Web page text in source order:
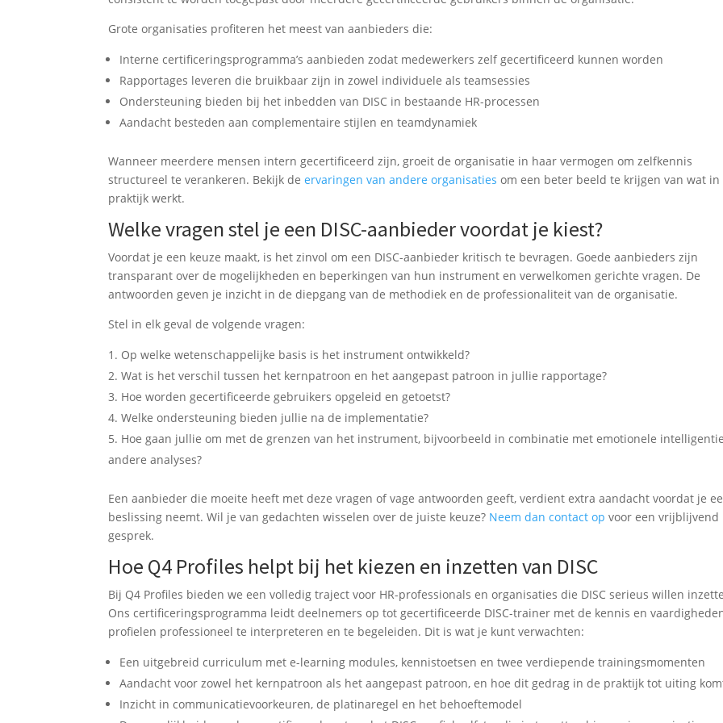
Grote organisaties profiteren het meest van aanbieders die:
Interne certificeringsprogramma’s aanbieden zodat medewerkers zelf gecertificeerd kunnen worden
Rapportages leveren die bruikbaar zijn in zowel individuele als teamsessies
Ondersteuning bieden bij het inbedden van DISC in bestaande HR-processen
Aandacht besteden aan complementaire stijlen en teamdynamiek
Wanneer meerdere mensen intern gecertificeerd zijn, groeit de organisatie in haar vermogen om zelfkennis
structureel te verankeren. Bekijk deervaringen van andere organisaties om een beter beeld te krijgen van wat in
praktijk werkt.
Welke vragen stel je een DISC-aanbieder voordat je kiest?
Voordat je een keuze maakt, is het zinvol om een DISC-aanbieder kritisch te bevragen. Goede aanbieders zijn
transparant over de mogelijkheden en beperkingen van hun instrument en verwelkomen gerichte vragen. De
antwoorden geven je inzicht in de diepgang van de methodiek en de professionaliteit van de organisatie.
Stel in elk geval de volgende vragen:
Op welke wetenschappelijke basis is het instrument ontwikkeld?
Wat is het verschil tussen het kernpatroon en het aangepast patroon in jullie rapportage?
Hoe worden gecertificeerde gebruikers opgeleid en getoetst?
Welke ondersteuning bieden jullie na de implementatie?
Hoe gaan jullie om met de grenzen van het instrument, bijvoorbeeld in combinatie met emotionele
andere analyses?
Een aanbieder die moeite heeft met deze vragen of vage antwoorden geeft, verdient extra aandacht voordat je
beslissing neemt. Wil je van gedachten wisselen over de juiste keuze? Neem dan contact op voor een vrijblijvend
gesprek.
Hoe Q4 Profiles helpt bij het kiezen en inzetten van DISC
Bij Q4 Profiles bieden we een volledig traject voor HR-professionals en organisaties die DISC serieus willen
Ons certificeringsprogramma leidt deelnemers op tot gecertificeerde DISC-trainer met de kennis en
profielen professioneel te interpreteren en te begeleiden. Dit is wat je kunt verwachten:
Een uitgebreid curriculum met e-learning modules, kennistoetsen en twee verdiepende trainingsmomenten
Aandacht voor zowel het kernpatroon als het aangepast patroon, en hoe dit gedrag in de praktijk tot uiting
Inzicht in communicatievoorkeuren, de platinaregel en het behoeftemodel